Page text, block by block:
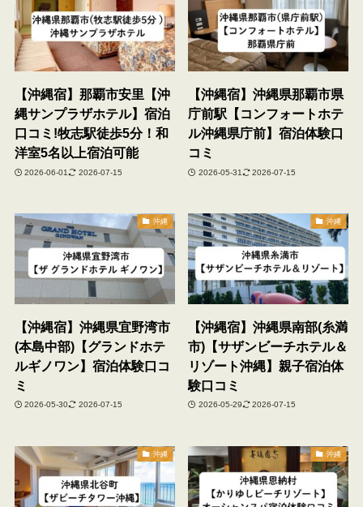
【沖縄宿】那覇市安里【沖
縄サンプラザホテル】宿泊
口コミ!牧志駅徒歩5分！和
洋室5名以上宿泊可能
2026-06-01 2026-07-15
【沖縄宿】沖縄県那覇市県
庁前駅【コンフォートホテ
ル沖縄県庁前】宿泊体験口
コミ
2026-05-31 2026-07-15
沖縄
【沖縄宿】沖縄県宜野湾市
(本島中部)【グランドホテ
ルギノワン】宿泊体験口コ
ミ
2026-05-30 2026-07-15
沖縄
【沖縄宿】沖縄県南部(糸満
市)【サザンビーチホテル＆
リゾート沖縄】親子宿泊体
験口コミ
2026-05-29 2026-07-15
沖縄 沖縄